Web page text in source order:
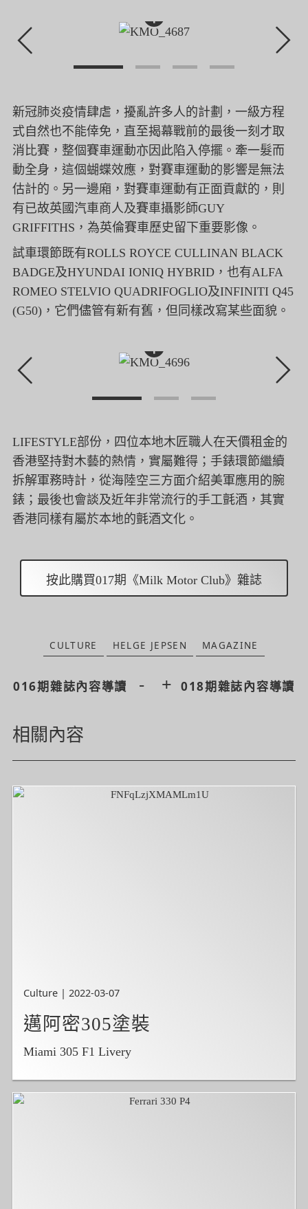
+
新冠肺炎疫情肆虐，擾亂許多人的計劃， 一級方程
式自然也不能倖免，直至揭幕戰前的最後一刻才取
消比賽， 整個賽車運動亦因此陷入停擺。牽一髮而
動全身，這個蝴蝶效應， 對賽車運動的影響是無法
估計的。另一邊廂， 對賽車運動有正面貢獻的， 則
有已故英國汽車商人及賽車攝影師GUY
GRIFFITHS，為英倫賽車歷史留下重要影像。
試車環節既有ROLLS ROYCE CULLINAN BLACK
BADGE及HYUNDAI IONIQ HYBRID，也有ALFA
ROMEO STELVIO QUADRIFOGLIO及INFINITI Q45
(G50)，它們儘管有新有舊，但同樣改寫某些面貌。
+
LIFESTYLE部份， 四位本地木匠職人在天價租金的
香港堅持對木藝的熱情，實屬難得； 手錶環節繼續
拆解軍務時計，從海陸空三方面介紹美軍應用的腕
錶； 最後也會談及近年非常流行的手工氈酒， 其實
香港同樣有屬於本地的氈酒文化。
按此購買017期《Milk Motor Club》雜誌
CULTURE HELGE JEPSEN MAGAZINE
016期雜誌內容導讀 - + 018期雜誌內容導讀
相關內容
Culture | 2022-03-07
邁阿密305塗裝
Miami 305 F1 Livery